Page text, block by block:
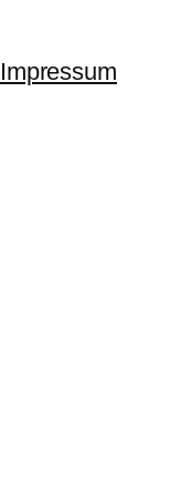
Impressum